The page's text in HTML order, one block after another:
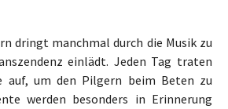
dringt manchmal durch die Musik zu
einlädt. Jeden Tag traten
auf, um den Pilgern beim Beten zu
werden besonders in Erinnerung